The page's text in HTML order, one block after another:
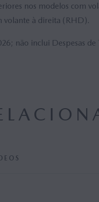
nos modelos com
volante à direita (RHD).
não inclui Despesas de